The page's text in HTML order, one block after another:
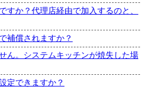
すか？代理店経由で加入するのと、
補償されますか？
ん。システムキッチンが焼失した場
定できますか？